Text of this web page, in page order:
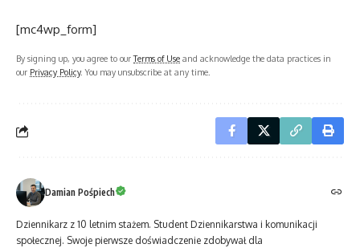
[mc4wp_form]
By signing up, you agree to ourTerms of Use and acknowledge the data practices in
our Privacy Policy. You may unsubscribe at any time.
Damian Pośpiech
Dziennikarz z 10 letnim stażem. Student Dziennikarstwa i komunikacji
społecznej. Swoje pierwsze doświadczenie zdobywał dla